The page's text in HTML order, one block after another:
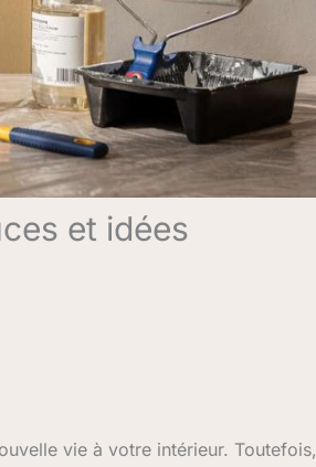
et idées
vie à votre intérieur. Toutefois,